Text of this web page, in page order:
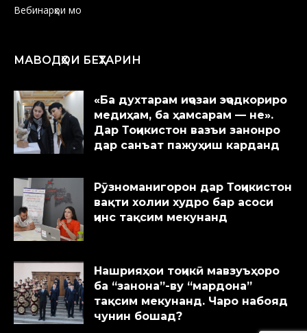
Вебинарҳои мо
МАВОДҲОИ БЕҲТАРИН
«Ба духтарам иҷозаи эҷодкориро
медиҳам, ба ҳамсарам — не».
Дар Тоҷикистон вазъи занонро
дар санъат пажуҳиш карданд
Рӯзноманигорон дар Тоҷикистон
вақти холии худро бар асоси
ҷинс тақсим мекунанд
Нашрияҳои тоҷикӣ мавзуъҳоро
ба “занона”-ву “мардона”
тақсим мекунанд. Чаро набояд
чунин бошад?